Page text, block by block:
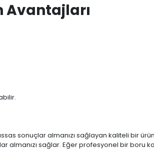
Avantajları
sonuçlar almanızı sağlayan kaliteli bir
almanızı sağlar. Eğer profesyonel bir boru